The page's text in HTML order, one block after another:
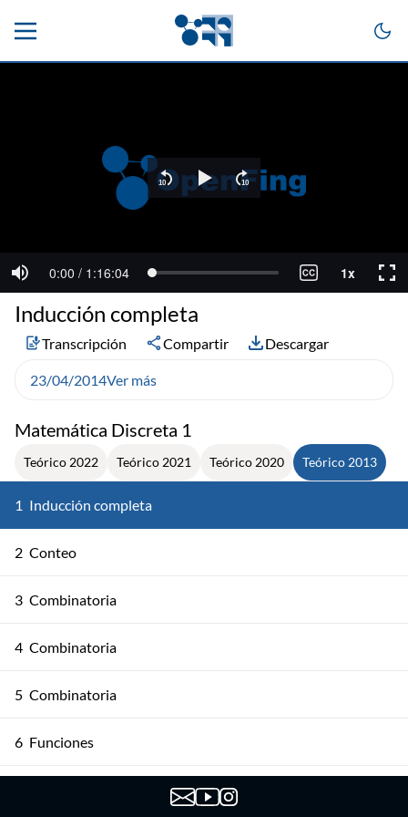
Matemática Discreta 1
Teórico 2022 Teórico 2021 Teórico 2020 Teórico 2013
1 Inducción completa
2 Conteo
3 Combinatoria
4 Combinatoria
5 Combinatoria
6 Funciones
Inducción completa
Transcripción Compartir Descargar
23/04/2014Ver más